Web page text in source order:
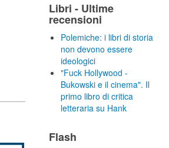
Libri - Ultime
recensioni
Polemiche: i libri di storia
non devono essere
ideologici
"Fuck Hollywood -
Bukowski e il cinema". Il
primo libro di critica
letteraria su Hank
Flash